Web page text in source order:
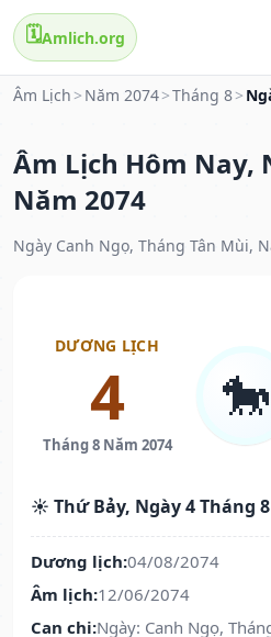
🗓️Amlich.org
Âm Lịch > Năm 2074>Tháng 8>
Âm Lịch Hôm Nay,
Năm 2074
Ngày Canh Ngọ, Tháng Tân Mùi,
DƯƠNG LỊCH
4
Tháng 8 Năm 2074
🐎
☀️ Thứ Bảy, Ngày 4 Tháng
Dương lịch:04/08/2074
Âm lịch:12/06/2074
Can chi:Ngày: Canh Ngọ,